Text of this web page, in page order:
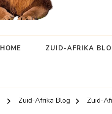
HOME ZUID-AFRIKA
Zuid-Afrika Blog Zuid-